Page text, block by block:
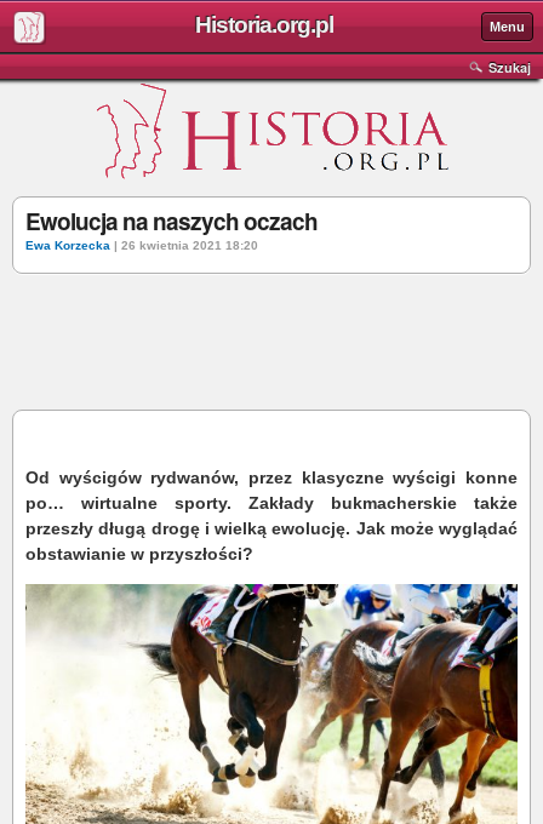
Historia.org.pl Menu
Szukaj
Ewolucja na naszych oczach
Ewa Korzecka | 26 kwietnia 2021 18:20
Od wyścigów rydwanów, przez klasyczne wyścigi konne
po… wirtualne sporty. Zakłady bukmacherskie także
przeszły długą drogę i wielką ewolucję. Jak może wyglądać
obstawianie w przyszłości?